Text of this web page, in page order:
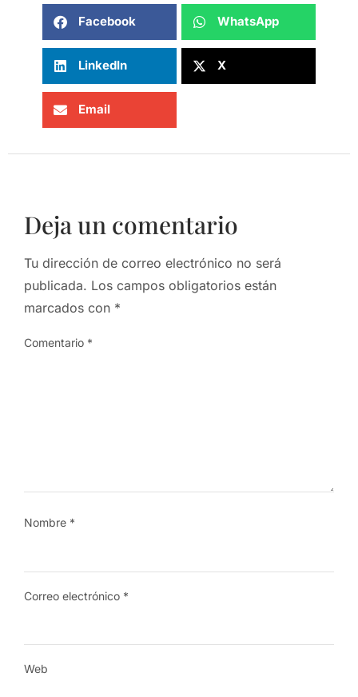
Facebook WhatsApp
LinkedIn X
Email
Deja un comentario
Tu dirección de correo electrónico no será
publicada. Los campos obligatorios están
marcados con *
Comentario *
Nombre *
Correo electrónico *
Web